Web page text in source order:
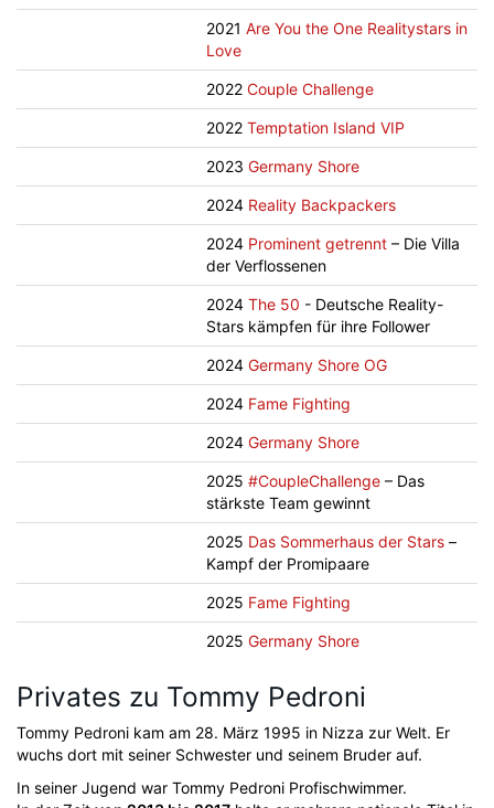
2021 Are You the One Realitystars in
Love
2022 Couple Challenge
2022 Temptation Island VIP
2023 Germany Shore
2024 Reality Backpackers
2024 Prominent getrennt – Die Villa
der Verflossenen
2024 The 50 - Deutsche Reality-
Stars kämpfen für ihre Follower
2024 Germany Shore OG
2024 Fame Fighting
2024 Germany Shore
2025 #CoupleChallenge – Das
stärkste Team gewinnt
2025 Das Sommerhaus der Stars –
Kampf der Promipaare
2025 Fame Fighting
2025 Germany Shore
Privates zu Tommy Pedroni
Tommy Pedroni kam am 28. März 1995 in Nizza zur Welt. Er
wuchs dort mit seiner Schwester und seinem Bruder auf.
In seiner Jugend war Tommy Pedroni Profischwimmer.